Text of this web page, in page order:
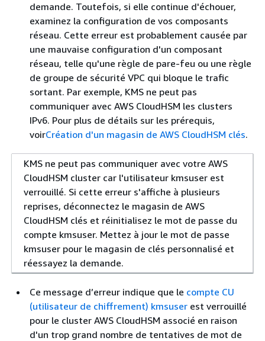
demande. Toutefois, si elle continue d'échouer,
examinez la configuration de vos composants
réseau. Cette erreur est probablement causée par
une mauvaise configuration d'un composant
réseau, telle qu'une règle de pare-feu ou une règle
de groupe de sécurité VPC qui bloque le trafic
sortant. Par exemple, KMS ne peut pas
communiquer avec AWS CloudHSM les clusters
IPv6. Pour plus de détails sur les prérequis,
voirCréation d'un magasin de AWS CloudHSM clés.
KMS ne peut pas communiquer avec votre AWS
CloudHSM cluster car l'utilisateur kmsuser est
verrouillé. Si cette erreur s'affiche à plusieurs
reprises, déconnectez le magasin de AWS
CloudHSM clés et réinitialisez le mot de passe du
compte kmsuser. Mettez à jour le mot de passe
kmsuser pour le magasin de clés personnalisé et
réessayez la demande.
Ce message d’erreur indique que le compte CU
(utilisateur de chiffrement) kmsuser est verrouillé
pour le cluster AWS CloudHSM associé en raison
d'un trop grand nombre de tentatives de mot de